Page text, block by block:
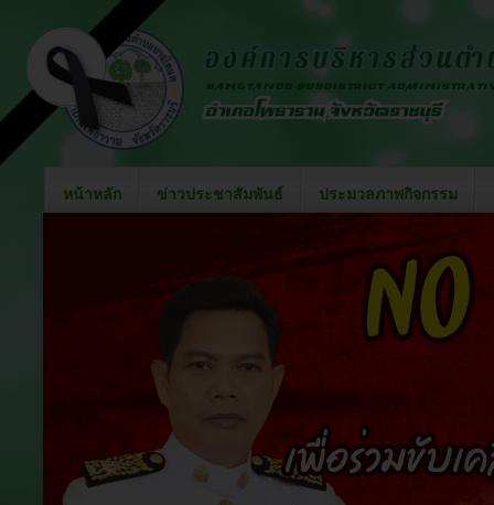
หน้าหลัก ข่าวประชาสัมพันธ์ ประมวลภาพกิจกรรม